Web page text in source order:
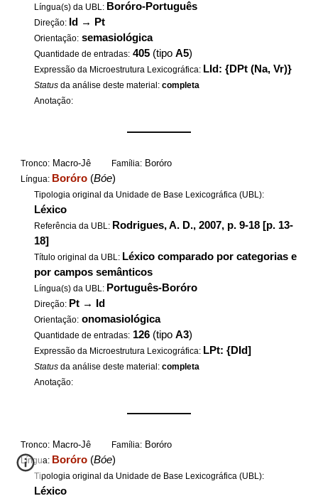
Língua(s) da UBL: Boróro-Português
Direção: Id → Pt
Orientação: semasiológica
Quantidade de entradas: 405 (tipoA5)
Expressão da Microestrutura Lexicográfica: LId: {DPt (Na, Vr)}
Status da análise deste material:completa
Anotação:
——————
Tronco: Macro-Jê Família: Boróro
Língua: Boróro (Bóe)
Tipologia original da Unidade de Base Lexicográfica (UBL):
Léxico
Referência da UBL: Rodrigues, A. D., 2007, p. 9-18 [p. 13-
18]
Título original da UBL: Léxico comparado por categorias e
por campos semânticos
Língua(s) da UBL: Português-Boróro
Direção: Pt → Id
Orientação: onomasiológica
Quantidade de entradas: 126 (tipoA3)
Expressão da Microestrutura Lexicográfica: LPt: {DId]
Status da análise deste material:completa
Anotação:
——————
Tronco: Macro-Jê Família: Boróro
Língua: Boróro (Bóe)
Tipologia original da Unidade de Base Lexicográfica (UBL):
Léxico